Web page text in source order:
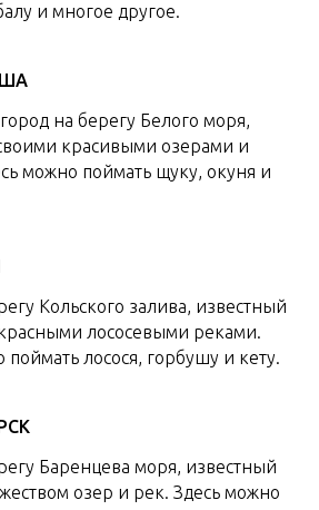
и многое другое.
на берегу Белого моря,
красивыми озерами и
можно поймать щуку, окуня и
Кольского залива, известный
лососевыми реками.
поймать лосося, горбушу и кету.
Баренцева моря, известный
озер и рек. Здесь можно